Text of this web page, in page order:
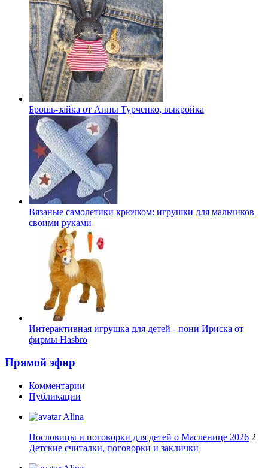
Брошь-зайка от Анны Турченко, выкройка
Вязаные самолетики крючком: игрушки для мальчиков
своими руками
Интерактивная игрушка для детей - пони Ириска от
фирмы Hasbro
Прямой эфир
Комментарии
Публикации
Alina
Пословицы и поговорки для детей о Масленице 2026 2
Детские считалки, поговорки и заклички